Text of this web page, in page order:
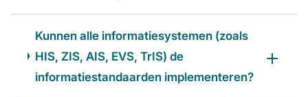
Kunnen alle informatiesystemen (zoals
HIS, ZIS, AIS, EVS, TrIS) de
informatiestandaarden implementeren?